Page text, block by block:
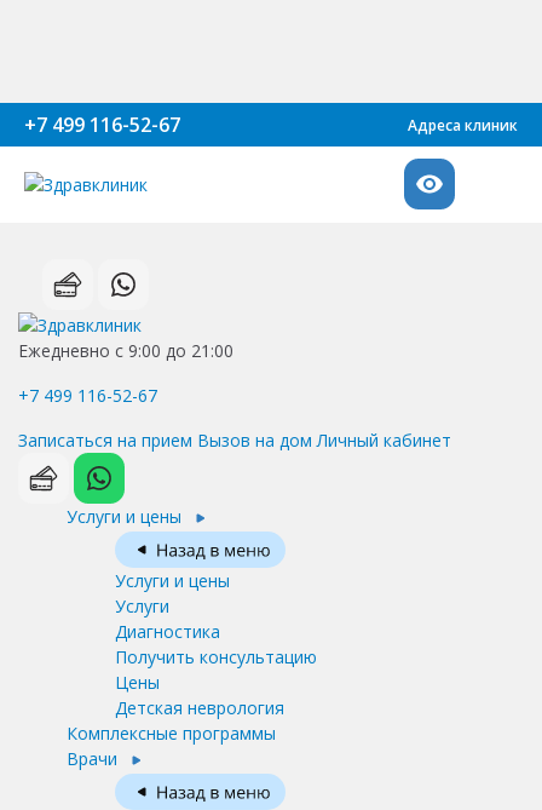
+7 499 116-52-67 Адреса клиник
Ежедневно с 9:00 до 21:00
+7 499 116-52-67
Записаться на прием Вызов на дом Личный кабинет
Услуги и цены
Услуги и цены
Услуги
Диагностика
Получить консультацию
Цены
Детская неврология
Комплексные программы
Врачи